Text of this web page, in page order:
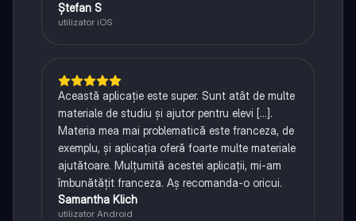
Ștefan S
utilizator iOS
Această aplicație este super. Sunt atât de multe
materiale de studiu și ajutor pentru elevi [...].
Materia mea mai problematică este franceza, de
exemplu, și aplicația oferă foarte multe materiale
ajutătoare. Mulțumită acestei aplicații, mi-am
îmbunătățit franceza. Aș recomanda-o oricui.
Samantha Klich
utilizator Android